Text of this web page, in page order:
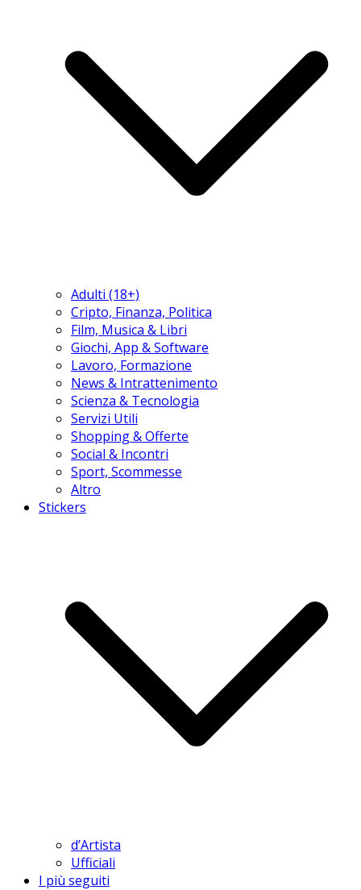
Adulti (18+)
Cripto, Finanza, Politica
Film, Musica & Libri
Giochi, App & Software
Lavoro, Formazione
News & Intrattenimento
Scienza & Tecnologia
Servizi Utili
Shopping & Offerte
Social & Incontri
Sport, Scommesse
Altro
Stickers
d’Artista
Ufficiali
I più seguiti